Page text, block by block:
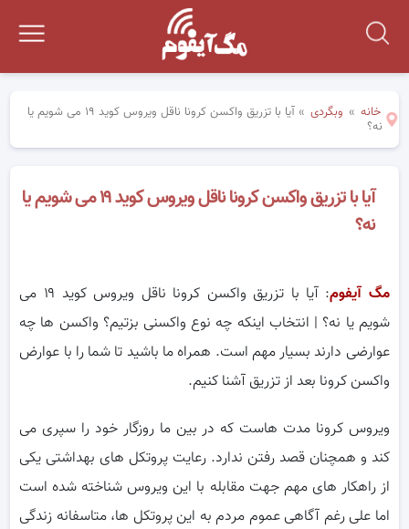
خانه » وبگردی »
آیا با تزریق واکسن کرونا ناقل ویروس کوید ۱۹ می شویم یا
نه؟
آیا با تزریق واکسن کرونا ناقل ویروس کوید ۱۹ می شویم یا
نه؟
مگ آیفوم
: آیا با تزریق واکسن کرونا ناقل ویروس کوید ۱۹ می
شویم یا نه؟ | انتخاب اینکه چه نوع واکسنی بزتیم؟ واکسن ها چه
عوارضی دارند بسیار مهم است. همراه ما باشید تا شما را با عوارض
واکسن کرونا بعد از تزریق آشنا کنیم.
ویروس کرونا مدت هاست که در بین ما روزگار خود را سپری می
کند و همچنان قصد رفتن ندارد. رعایت پروتکل های بهداشتی یکی
از راهکار های مهم جهت مقابله با این ویروس شناخته شده است
اما علی رغم آگاهی عموم مردم به این پروتکل ها، متاسفانه زندگی